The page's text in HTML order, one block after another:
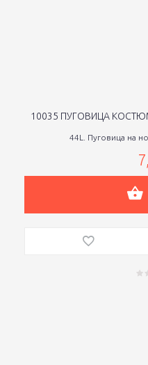
10035 ПУГОВИЦА
44L. Пуговица на